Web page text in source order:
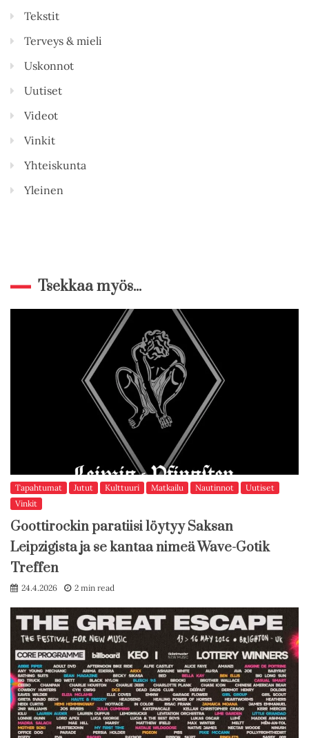
Tekstit
Terveys & mieli
Uskonnot
Uutiset
Videot
Vinkit
Yhteiskunta
Yleinen
Tsekkaa myös...
Tapahtumat Jutut Kulttuuri Matkailu Nautinnot
Uutiset
Vinkit
Goottirockin paratiisi löytyy Saksan
Leipzigista ja se kantaa nimeä Wave-Gotik
Treffen
24.4.2026 2 min read